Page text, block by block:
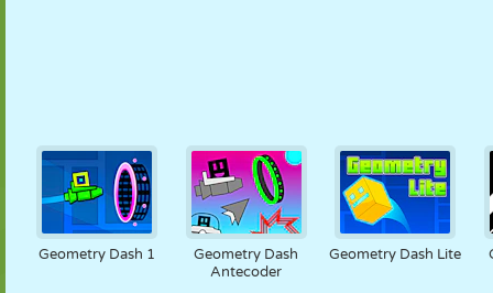
Geometry Dash 1
Geometry Dash
Antecoder
Geometry Dash Lite